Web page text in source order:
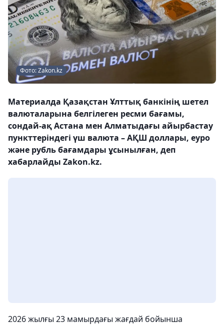
Фото: Zakon.kz
Материалда Қазақстан Ұлттық банкінің шетел
валюталарына белгілеген ресми бағамы,
сондай-ақ Астана мен Алматыдағы айырбастау
пункттеріндегі үш валюта – АҚШ доллары, еуро
және рубль бағамдары ұсынылған, деп
хабарлайды Zakon.kz.
2026 жылғы 23 мамырдағы жағдай бойынша